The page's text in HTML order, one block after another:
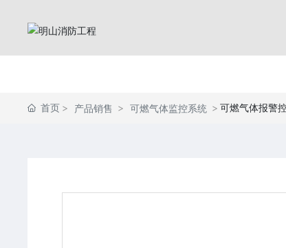
首页 产品销售 可燃气体监控系统 可燃气体报警